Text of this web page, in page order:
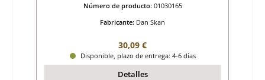
Número de producto: 01030165
Fabricante: Dan Skan
Precio normal:
30,09 €
Disponible, plazo de entrega: 4-6 días
Detalles